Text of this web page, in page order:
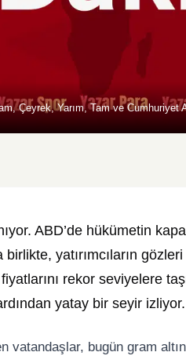
Çeyrek, Yarım, Tam ve Cumhuriyet
ABD’de hükümetin
yatırımcıların
rekor seviyelere
yatay bir seyir izliyor.
vatandaşlar, bugün gram